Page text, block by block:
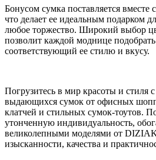
Бонусом сумка поставляется
что делает ее идеальным подарком
любое торжество. Широкий выбор
позволит каждой моднице
соответствующий ее стилю и вкусу.
Погрузитесь в мир красоты и
выдающихся сумок от офисных
клатчей и стильных сумок-тоутов.
утонченную индивидуальность,
великолепными моделями от
изысканности, качества и